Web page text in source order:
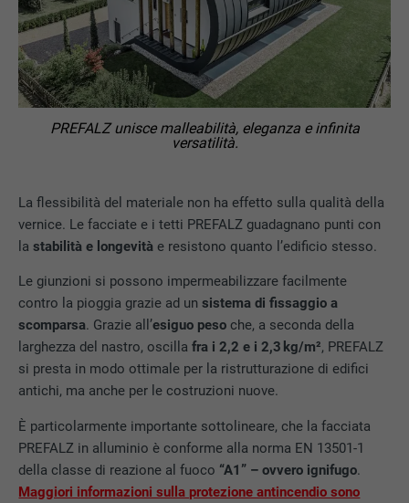
La flessibilità del materiale non ha effetto sulla qualità della
vernice. Le facciate e i tetti PREFALZ guadagnano punti con
lastabilità e longevità e resistono quanto l’edificio stesso.
Le giunzioni si possono impermeabilizzare facilmente
contro la pioggia grazie ad unsistema di fissaggio a
scomparsa. Grazie all’esiguo peso che, a seconda della
larghezza del nastro, oscillafra i 2,2 e i 2,3 kg/m², PREFALZ
si presta in modo ottimale per la ristrutturazione di edifici
antichi, ma anche per le costruzioni nuove.
È particolarmente importante sottolineare, che la facciata
PREFALZ in alluminio è conforme alla norma EN 13501-1
della classe di reazione al fuoco “A1” – ovvero ignifugo.
Maggiori informazioni sulla protezione antincendio sono
PREFALZ unisce malleabilità, eleganza e infinita
versatilità.